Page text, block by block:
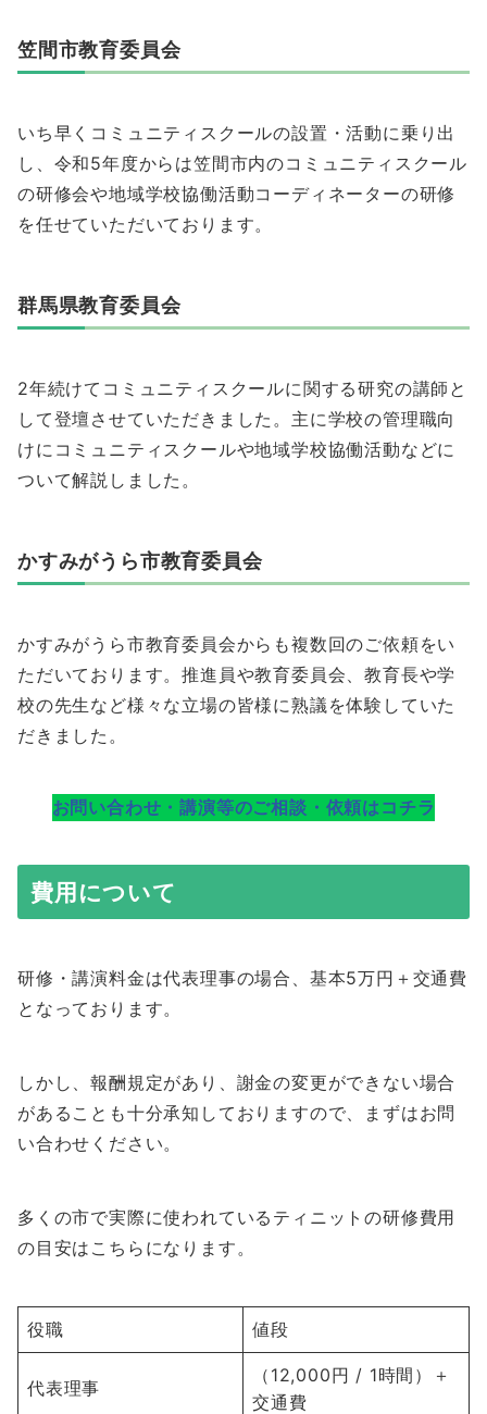
笠間市教育委員会
いち早くコミュニティスクールの設置・活動に乗り出
し、令和5年度からは笠間市内のコミュニティスクール
の研修会や地域学校協働活動コーディネーターの研修
を任せていただいております。
群馬県教育委員会
2年続けてコミュニティスクールに関する研究の講師と
して登壇させていただきました。主に学校の管理職向
けにコミュニティスクールや地域学校協働活動などに
ついて解説しました。
かすみがうら市教育委員会
かすみがうら市教育委員会からも複数回のご依頼をい
ただいております。推進員や教育委員会、教育長や学
校の先生など様々な立場の皆様に熟議を体験していた
だきました。
お問い合わせ・講演等のご相談・依頼はコチラ
費用について
研修・講演料金は代表理事の場合、基本5万円＋交通費
となっております。
しかし、報酬規定があり、謝金の変更ができない場合
があることも十分承知しておりますので、まずはお問
い合わせください。
多くの市で実際に使われているティニットの研修費用
の目安はこちらになります。
役職 値段
代表理事
（12,000円 / 1時間）＋
交通費